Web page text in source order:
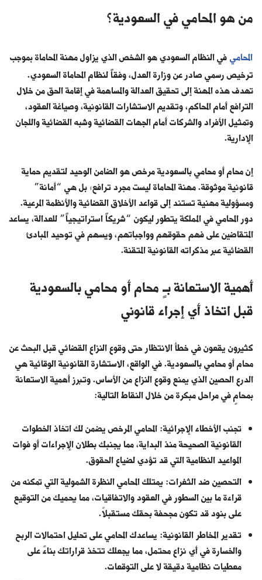
من هو المحامي في السعودية؟
المحاميفي النظام السعودي هو الشخص الذي يزاول مهنة المحاماة بموجب
ترخيص رسمي صادر عن وزارة العدل، وفقاً لنظام المحاماة السعودي.
تهدف هذه المهنة إلى تحقيق العدالة والمساهمة في إقامة الحق من خلال
الترافع أمام المحاكم، وتقديم الاستشارات القانونية، وصياغة العقود،
وتمثيل الأفراد والشركات أمام الجهات القضائية وشبه القضائية واللجان
الإدارية.
إن محام أو محامي بالسعودية مرخص هو الضامن الوحيد لتقديم حماية
قانونية موثوقة. مهنة المحاماة ليست مجرد ترافع؛ بل هي “أمانة”
ومسؤولية مهنية تستند إلى قواعد الأخلاق القضائية والأنظمة المرعية.
دور المحامي في المملكة يتطور ليكون “شريكاً استراتيجياً” للعدالة، يساعد
المتقاضين على فهم حقوقهم وواجباتهم، ويسهم في توحيد المبادئ
القضائية عبر مذكراته القانونية المتقنة.
أهمية الاستعانة بـِ محام أو محامي بالسعودية
قبل اتخاذ أي إجراء قانوني
كثيرون يقعون في خطأ الانتظار حتى وقوع النزاع القضائي قبل البحث عن
محام أو محامي بالسعودية. في الواقع، الاستشارة القانونية الوقائية هي
الدرع الحصين الذي يمنع وقوع النزاع من الأساس. وتبرز أهمية الاستعانة
بمحامٍ في مراحل مبكرة من خلال النقاط التالية:
تجنب الأخطاء الإجرائية: المحامي المرخص يضمن لك اتخاذ الخطوات
القانونية الصحيحة منذ البداية، مما يجنبك بطلان الإجراءات أو فوات
المواعيد النظامية التي قد تؤدي لضياع الحقوق.
التحصين ضد الثغرات: يمتلك المحامي النظرة الشمولية التي تمكنه من
قراءة ما بين السطور في العقود والاتفاقيات، مما يحميك من التوقيع
على بنود قد تكون مجحفة بحقك مستقبلاً.
تقدير المخاطر القانونية: يساعدك المحامي على تحليل احتمالات الربح
والخسارة في أي نزاع محتمل، مما يجعلك تتخذ قراراتك بناءً على
معطيات نظامية دقيقة لا على التوقعات.